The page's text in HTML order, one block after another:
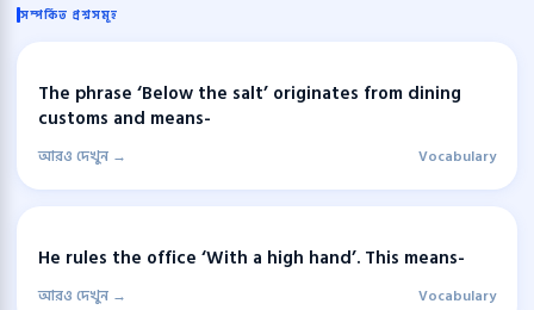
সম্পর্কিত প্রশ্নসমূহ
The phrase ‘Below the salt’ originates from dining
customs and means-
আরও দেখুন → Vocabulary
He rules the office ‘With a high hand’. This means-
আরও দেখুন → Vocabulary